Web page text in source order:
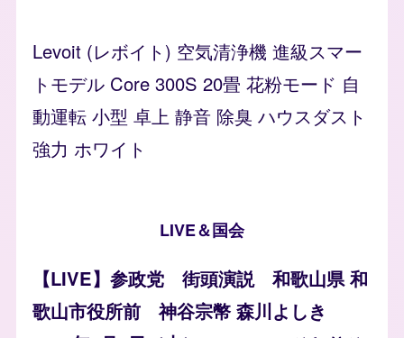
Levoit (レボイト) 空気清浄機 進級スマー
トモデル Core 300S 20畳 花粉モード 自
動運転 小型 卓上 静音 除臭 ハウスダスト
強力 ホワイト
LIVE＆国会
【LIVE】参政党 街頭演説 和歌山県 和
歌山市役所前 神谷宗幣 森川よしき